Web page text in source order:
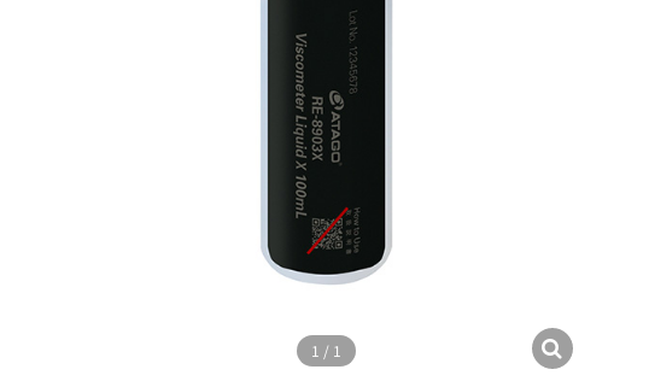
1 / 1